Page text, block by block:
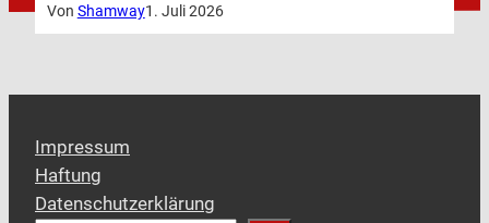
Von Shamway1. Juli 2026
Impressum
Haftung
Datenschutzerklärung